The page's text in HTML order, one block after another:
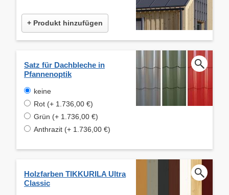
+ Produkt hinzufügen
Satz für Dachbleche in
Pfannenoptik
keine
Rot (+ 1.736,00 €)
Grün (+ 1.736,00 €)
Anthrazit (+ 1.736,00 €)
Holzfarben TIKKURILA Ultra
Classic